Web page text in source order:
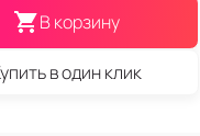
В корзину
в один клик